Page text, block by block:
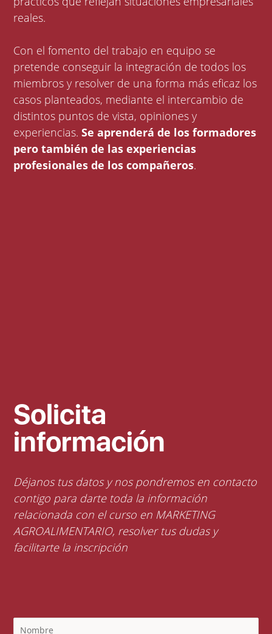
reales.
Con el fomento del trabajo en equipo se
pretende conseguir la integración de todos los
miembros y resolver de una forma más eficaz los
casos planteados, mediante el intercambio de
distintos puntos de vista, opiniones y
experiencias.Se aprenderá de los formadores
pero también de las experiencias
profesionales de los compañeros.
Solicita
información
Déjanos tus datos y nos pondremos en contacto
contigo para darte toda la información
relacionada con el curso en MARKETING
AGROALIMENTARIO, resolver tus dudas y
facilitarte la inscripción